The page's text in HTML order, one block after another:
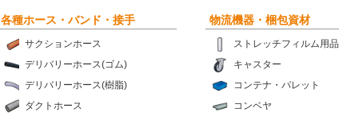
各種ホース・バンド・接手
サクションホース
デリバリーホース(ゴム)
デリバリーホース(樹脂)
ダクトホース
物流機器・梱包資材
ストレッチフィルム用品
キャスター
コンテナ・パレット
コンベヤ